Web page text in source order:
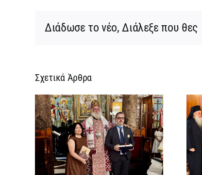
Διάδωσε το νέο, Διάλεξε που θες
Σχετικά Άρθρα
Νέος Μοναχός στο
Πατριαρχείο
Αλεξανδρείας